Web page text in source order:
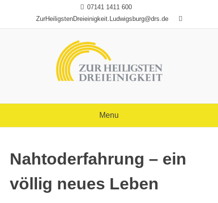
content
07141 1411 600
ZurHeiligstenDreieinigkeit.Ludwigsburg@drs.de
Menu
Nahtoderfahrung – ein
völlig neues Leben